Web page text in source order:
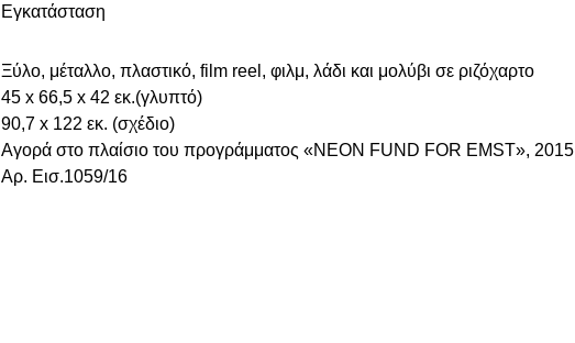
Εγκατάσταση
Ξύλο, μέταλλο, πλαστικό, film reel, φιλμ, λάδι και μολύβι σε ριζόχαρτο
45 x 66,5 x 42 εκ.(γλυπτό)
90,7 x 122 εκ. (σχέδιo)
Αγορά στο πλαίσιο του προγράμματος «NEON FUND FOR EMST», 2015
Αρ. Εισ.1059/16